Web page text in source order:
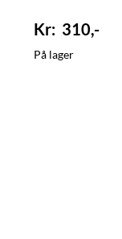
310,-
På lager